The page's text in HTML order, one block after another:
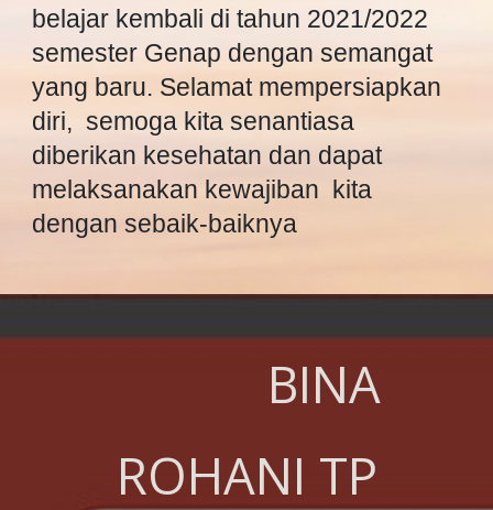
belajar kembali di tahun 2021/2022
semester Genap dengan semangat
yang baru. Selamat mempersiapkan
diri, semoga kita senantiasa
diberikan kesehatan dan dapat
melaksanakan kewajiban kita
dengan sebaik-baiknya
BINA
ROHANI TP